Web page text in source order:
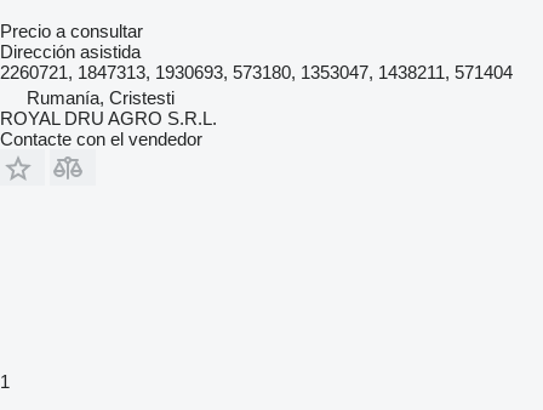
Precio a consultar
Dirección asistida
2260721, 1847313, 1930693, 573180, 1353047, 1438211, 571404
Rumanía, Cristesti
ROYAL DRU AGRO S.R.L.
Contacte con el vendedor
1